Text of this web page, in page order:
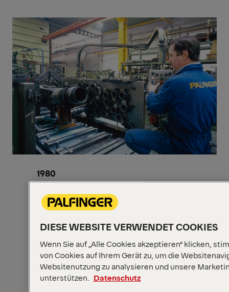
1980
PALFINGER baut für Bohrinseln
Unterwasserkrane für die Verlegung von
Rohrleitungen.
1981
Patente für kompensierte
Überlastsicherung und Nachlaufkonsole.
1984
DIESE WEBSITE VERWENDET COOKIES
Wenn Sie auf „Alle Cookies akzeptieren“ klicken,
von Cookies auf Ihrem Gerät zu, um die
Websitenutzung zu analysieren und unsere
unterstützen.
Datenschutz